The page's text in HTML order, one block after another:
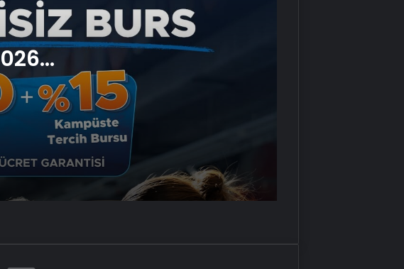
ve
Eşya Depolama Hizmetinde
Doğru Seçim Rehberi
Ortopodoloji İle Diyabetik Ayak
Yarası Tedavisi
Zihnin Gizemli Sınırları ve Ötesi :
Nasılnedir.com
Serjoy : Dijital Medya Ajansı,